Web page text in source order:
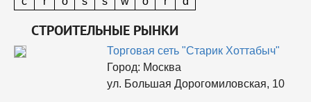
СТРОИТЕЛЬНЫЕ РЫНКИ
Торговая сеть "Старик Хоттабыч"
Город: Москва
ул. Большая Дорогомиловская, 10